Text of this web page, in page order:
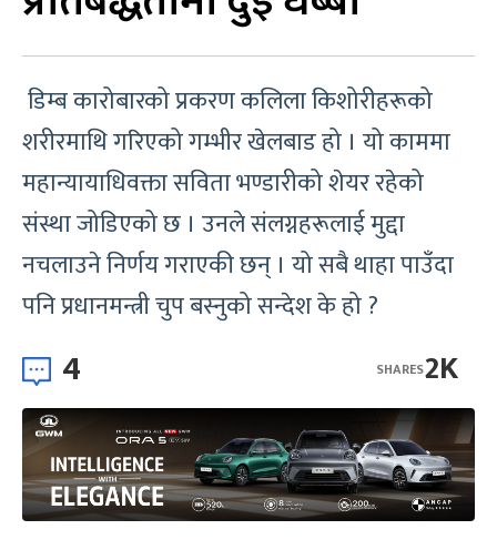
डिम्ब कारोबारको प्रकरण कलिला किशोरीहरूको
शरीरमाथि गरिएको गम्भीर खेलबाड हो । यो काममा
महान्यायाधिवक्ता सविता भण्डारीको शेयर रहेको
संस्था जोडिएको छ । उनले संलग्नहरूलाई मुद्दा
नचलाउने निर्णय गराएकी छन् । यो सबै थाहा पाउँदा
पनि प्रधानमन्त्री चुप बस्नुको सन्देश के हो ?
4 2K
SHARES